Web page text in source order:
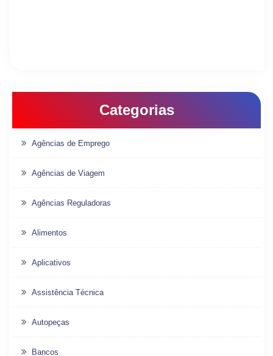
Categorias
Agências de Emprego
Agências de Viagem
Agências Reguladoras
Alimentos
Aplicativos
Assistência Técnica
Autopeças
Bancos